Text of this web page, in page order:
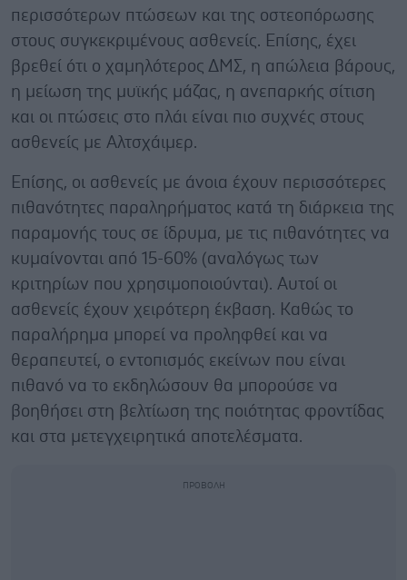
περισσότερων πτώσεων και της οστεοπόρωσης
στους συγκεκριμένους ασθενείς. Επίσης, έχει
βρεθεί ότι ο χαμηλότερος ΔΜΣ, η απώλεια βάρους,
η μείωση της μυϊκής μάζας, η ανεπαρκής σίτιση
και οι πτώσεις στο πλάι είναι πιο συχνές στους
ασθενείς με Αλτσχάιμερ.
Επίσης, οι ασθενείς με άνοια έχουν περισσότερες
πιθανότητες παραληρήματος κατά τη διάρκεια της
παραμονής τους σε ίδρυμα, με τις πιθανότητες να
κυμαίνονται από 15-60% (αναλόγως των
κριτηρίων που χρησιμοποιούνται). Αυτοί οι
ασθενείς έχουν χειρότερη έκβαση. Καθώς το
παραλήρημα μπορεί να προληφθεί και να
θεραπευτεί, ο εντοπισμός εκείνων που είναι
πιθανό να το εκδηλώσουν θα μπορούσε να
βοηθήσει στη βελτίωση της ποιότητας φροντίδας
και στα μετεγχειρητικά αποτελέσματα.